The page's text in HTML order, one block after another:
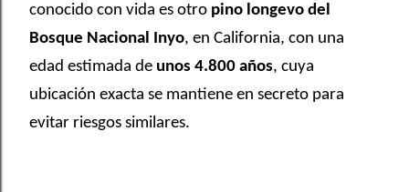
conocido con vida es otro pino longevo del
Bosque Nacional Inyo, en California, con una
edad estimada de unos 4.800 años, cuya
ubicación exacta se mantiene en secreto para
evitar riesgos similares.